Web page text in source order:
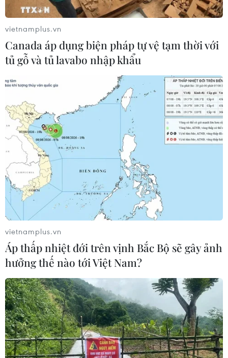
Vụ nghi ngộ độc thực phẩm ở Quảng Trị:
Nhiều bệnh nhân đã được xuất viện
04/05/2026 09:39
Hiện còn 12 trường hợp vẫn còn các triệu chứng như:
sốt, đau bụng, nôn, tiêu chảy… đang tiếp tục được theo
dõi và điều trị tại Khoa Truyền nhiễm, Bệnh viện Đa khoa
khu vực Hướng Hóa.
vietnamplus.vn
Canada áp dụng biện pháp tự vệ tạm thời với
tủ gỗ và tủ lavabo nhập khẩu
vietnamplus.vn
Áp thấp nhiệt đới trên vịnh Bắc Bộ sẽ gây ảnh
hưởng thế nào tới Việt Nam?